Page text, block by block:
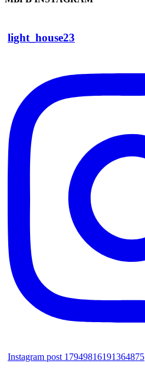
light_house23
Instagram post 17949816191364875